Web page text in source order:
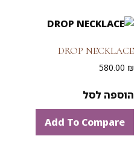
DROP NECKLACE
580.00 ₪
הוספה לסל
Add To Compare